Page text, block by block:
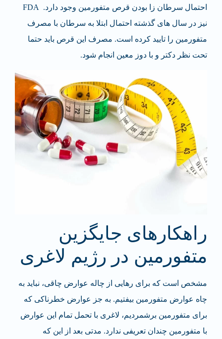
احتمال سرطان زا بودن قرص متفورمین وجود دارد. FDA
نیز در سال های گذشته احتمال ابتلا به سرطان با مصرف
متفورمین را تایید کرده است. مصرف این قرص باید حتما
تحت نظر دکتر و با دوز معین انجام شود.
راهکارهای جایگزین
متفورمین در رژیم لاغری
مشخص است که برای رهایی از چاله عوارض چاقی، نباید به
چاه عوارض متفورمین بیفتیم. به جز عوارض خطرناکی که
برای متفورمین برشمردیم، لاغری با تحمل تمام این عوارض
با متفورمین چندان تعریفی ندارد. مدتی بعد از این که